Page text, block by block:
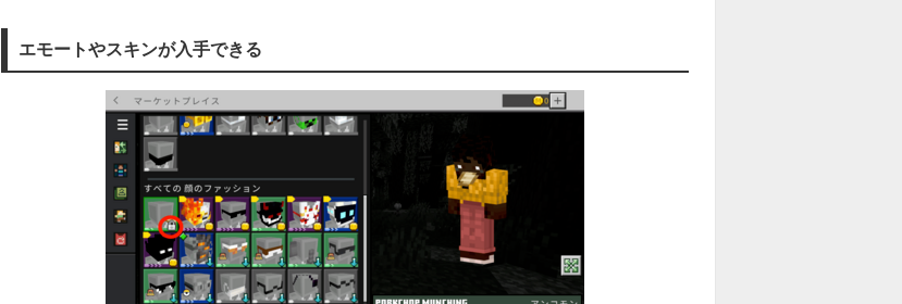
エモートやスキンが入手できる